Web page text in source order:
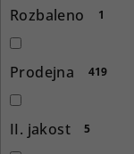
Rozbaleno 1
Prodejna 419
II. jakost 5